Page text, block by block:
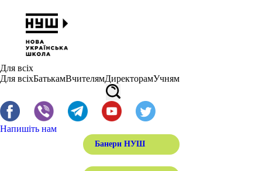
Для всіх
Для всіхБатькамВчителямДиректорамУчням
Напишіть нам
Банери НУШ